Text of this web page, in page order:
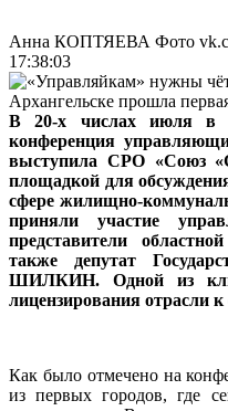
Анна КОПТЯЕВА Фото
17:38:03
В 20‑х числах июля в
конференция
выступила СРО «Союз
площадкой для
сфере жилищно-
приняли участие
представители
также депутат
ШИЛКИН. Одной из
лицензирования отрасли
Как было отмечено на
из первых городов, где